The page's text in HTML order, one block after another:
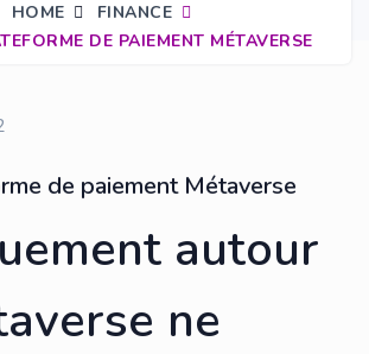
HOME
FINANCE
DE PAIEMENT MÉTAVERSE
de paiement Métaverse
autour
ne